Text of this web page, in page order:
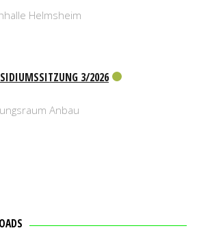
Helmsheim
3/2026
Anbau